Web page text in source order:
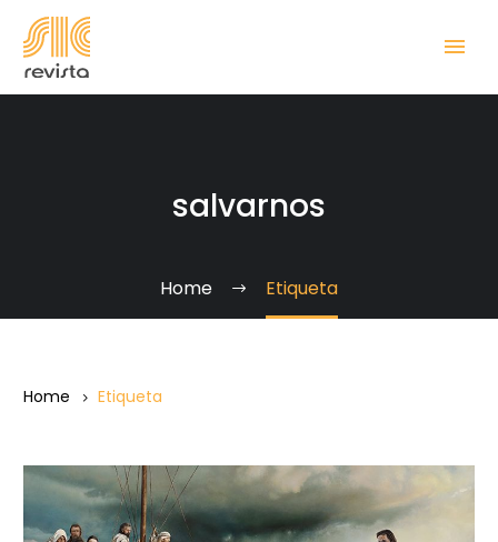
salvarnos
Home Etiqueta
Home Etiqueta
¡Ánimo,
no
temáis!